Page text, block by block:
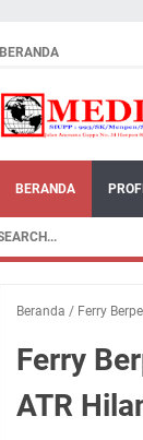
BERANDA
BERANDA
Beranda / Ferry
Ferry
ATR